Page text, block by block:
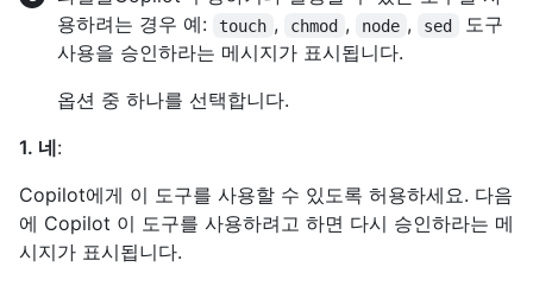
용하려는 경우 예:
touch , chmod , node , sed
도구
사용을 승인하라는 메시지가 표시됩니다.
옵션 중 하나를 선택합니다.
1. 네:
Copilot에게 이 도구를 사용할 수 있도록 허용하세요. 다음
에 Copilot 이 도구를 사용하려고 하면 다시 승인하라는 메
시지가 표시됩니다.